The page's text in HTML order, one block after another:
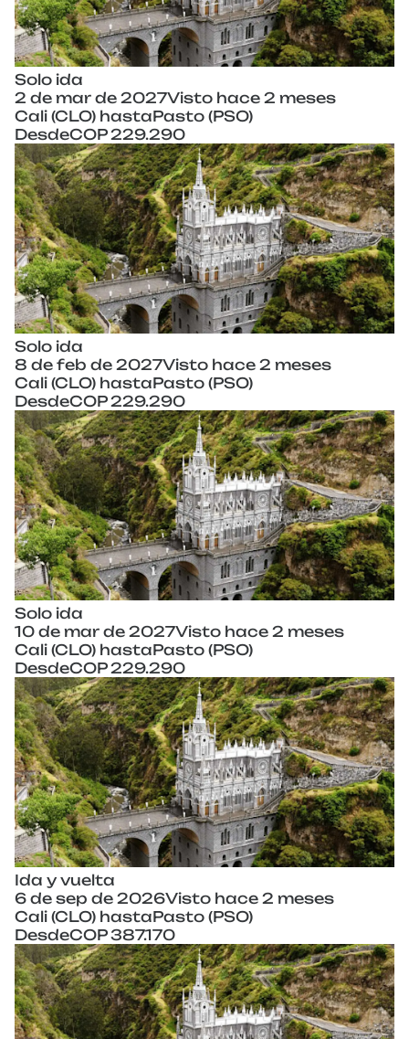
Solo ida
2 de mar de 2027Visto hace 2 meses
Cali (CLO) hastaPasto (PSO)
DesdeCOP 229.290
Solo ida
8 de feb de 2027Visto hace 2 meses
Cali (CLO) hastaPasto (PSO)
DesdeCOP 229.290
Solo ida
10 de mar de 2027Visto hace 2 meses
Cali (CLO) hastaPasto (PSO)
DesdeCOP 229.290
Ida y vuelta
6 de sep de 2026Visto hace 2 meses
Cali (CLO) hastaPasto (PSO)
DesdeCOP 387.170